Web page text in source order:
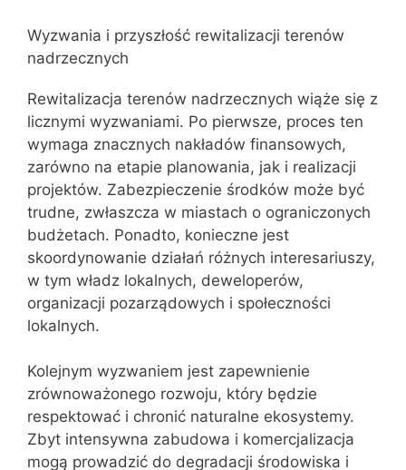
Wyzwania i przyszłość rewitalizacji terenów
nadrzecznych
Rewitalizacja terenów nadrzecznych wiąże się z
licznymi wyzwaniami. Po pierwsze, proces ten
wymaga znacznych nakładów finansowych,
zarówno na etapie planowania, jak i realizacji
projektów. Zabezpieczenie środków może być
trudne, zwłaszcza w miastach o ograniczonych
budżetach. Ponadto, konieczne jest
skoordynowanie działań różnych interesariuszy,
w tym władz lokalnych, deweloperów,
organizacji pozarządowych i społeczności
lokalnych.
Kolejnym wyzwaniem jest zapewnienie
zrównoważonego rozwoju, który będzie
respektować i chronić naturalne ekosystemy.
Zbyt intensywna zabudowa i komercjalizacja
mogą prowadzić do degradacji środowiska i